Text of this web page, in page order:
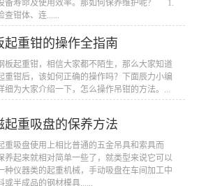
备寿命及使用效率。那如何保养维护呢? 1.
查钳体、连......
起重钳的操作全指南
起重钳，相信大家都不陌生，那么大家知道
重钳后，该如何正确的操作吗？下面辰力小编
细为大家介绍一下，怎么操作吊钳的方法。...
起重吸盘的保养方法
重吸盘使用上相比普通的五金吊具和索具而
养起来就相对简单一些了，就类型来说它可以
种仪器类的起重机械，手动吸盘在车间加工中
或半成品的钢材模具......